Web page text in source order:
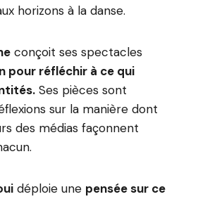
horizons à la danse.
conçoit ses spectacles
pour réfléchir à ce qui
Ses pièces sont
sur la manière dont
des médias façonnent
déploie une pensée sur ce